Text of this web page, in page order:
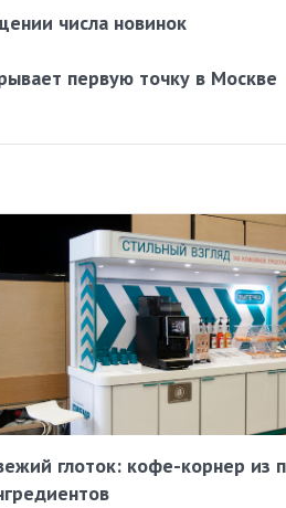
числа новинок
первую точку в Москве
глоток: кофе-корнер из